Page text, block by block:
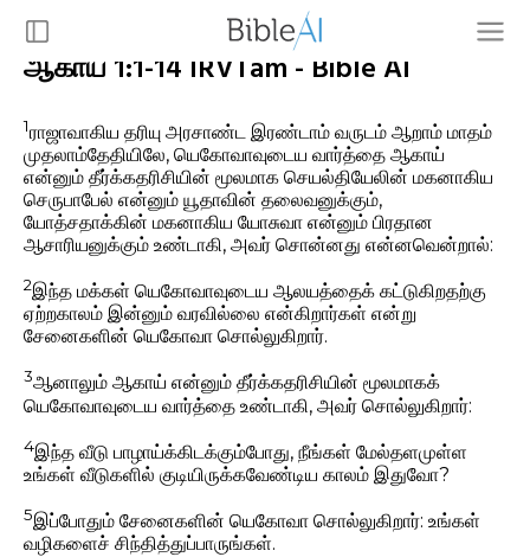
ஆகாய் 1:1-14 IRVTam - Bible AI
1ராஜாவாகிய தரியு அரசாண்ட இரண்டாம் வருடம் ஆறாம் மாதம்
முதலாம்தேதியிலே, யெகோவாவுடைய வார்த்தை ஆகாய்
என்னும் தீர்க்கதரிசியின் மூலமாக செயல்தியேலின் மகனாகிய
செருபாபேல் என்னும் யூதாவின் தலைவனுக்கும்,
யோத்சதாக்கின் மகனாகிய யோசுவா என்னும் பிரதான
ஆசாரியனுக்கும் உண்டாகி, அவர் சொன்னது என்னவென்றால்:
2இந்த மக்கள் யெகோவாவுடைய ஆலயத்தைக் கட்டுகிறதற்கு
ஏற்றகாலம் இன்னும் வரவில்லை என்கிறார்கள் என்று
சேனைகளின் யெகோவா சொல்லுகிறார்.
3ஆனாலும் ஆகாய் என்னும் தீர்க்கதரிசியின் மூலமாகக்
யெகோவாவுடைய வார்த்தை உண்டாகி, அவர் சொல்லுகிறார்:
4இந்த வீடு பாழாய்க்கிடக்கும்போது, நீங்கள் மேல்தளமுள்ள
உங்கள் வீடுகளில் குடியிருக்கவேண்டிய காலம் இதுவோ?
5இப்போதும் சேனைகளின் யெகோவா சொல்லுகிறார்: உங்கள்
வழிகளைச் சிந்தித்துப்பாருங்கள்.